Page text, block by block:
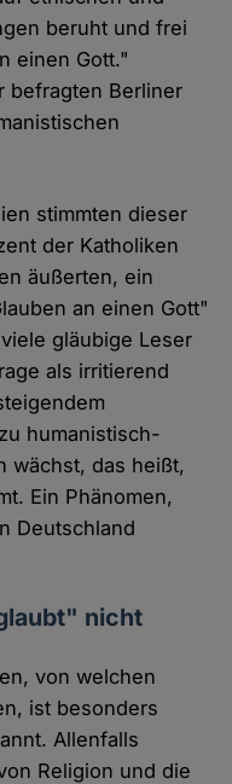
beruht und frei
einen Gott."
befragten Berliner
stimmten dieser
der Katholiken
äußerten, ein
an einen Gott"
gläubige Leser
als irritierend
humanistisch-
wächst, das heißt,
Ein Phänomen,
Deutschland
nicht
von welchen
ist besonders
Allenfalls
Religion und die